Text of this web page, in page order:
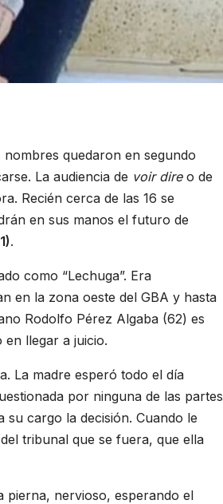
quedaron en segundo
La audiencia de voir direo de
Recién cerca de las 16 se
en sus manos el futuro de
.
como “Lechuga”. Era
en la zona oeste del GBA y hasta
Rodolfo Pérez Algaba (62) es
llegar a juicio.
La madre esperó todo el día
por ninguna de las partes
cargo la decisión. Cuando le
tribunal que se fuera, que ella
pierna, nervioso, esperando el